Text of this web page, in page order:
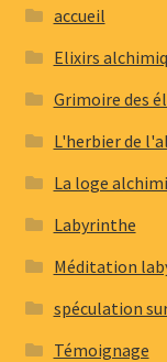
accueil
Elixirs
Grimoire des
L'herbier de
La loge
Labyrinthe
Méditation
spéculation
Témoignage